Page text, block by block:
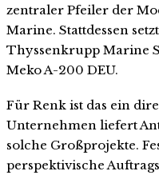
zentraler Pfeiler der
Marine. Stattdessen
Thyssenkrupp Marine
Meko A-200 DEU.
Für Renk ist das ein
Unternehmen liefert
solche Großprojekte.
perspektivische